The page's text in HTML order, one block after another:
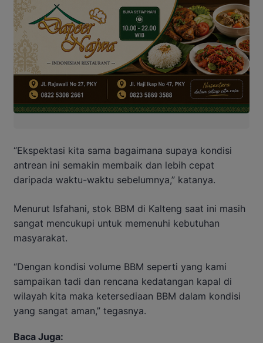
“Ekspektasi kita sama bagaimana supaya kondisi
antrean ini semakin membaik dan lebih cepat
daripada waktu-waktu sebelumnya,” katanya.
Menurut Isfahani, stok BBM di Kalteng saat ini masih
sangat mencukupi untuk memenuhi kebutuhan
masyarakat.
“Dengan kondisi volume BBM seperti yang kami
sampaikan tadi dan rencana kedatangan kapal di
wilayah kita maka ketersediaan BBM dalam kondisi
yang sangat aman,” tegasnya.
Baca Juga: